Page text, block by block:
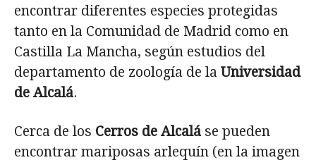
encontrar diferentes especies protegidas
tanto en la Comunidad de Madrid como en
Castilla La Mancha, según estudios del
departamento de zoología de la Universidad
de Alcalá.
Cerca de los Cerros de Alcalá se pueden
encontrar mariposas arlequín (en la imagen